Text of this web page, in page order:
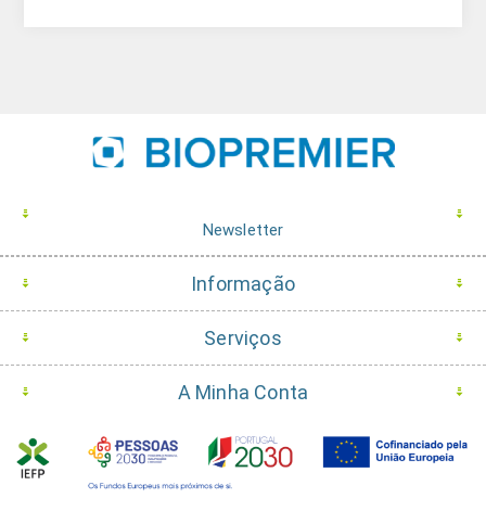
Newsletter
Informação
Serviços
A Minha Conta